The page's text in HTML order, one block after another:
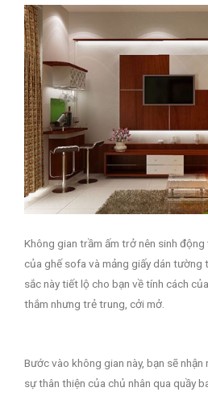
Không gian trầm ấm trở nên sinh
của ghế sofa và mảng giấy dán tường
sắc này tiết lộ cho bạn về tính cách
thắm nhưng trẻ trung, cởi mở.
Bước vào không gian này, bạn sẽ nhận
sự thân thiện của chủ nhân qua quầy